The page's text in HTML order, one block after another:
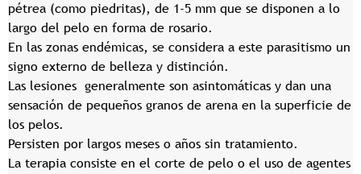
pétrea (como piedritas), de 1-5 mm que se disponen a lo
largo del pelo en forma de rosario.
En las zonas endémicas, se considera a este parasitismo un
signo externo de belleza y distinción.
Las lesiones generalmente son asintomáticas y dan una
sensación de pequeños granos de arena en la superficie de
los pelos.
Persisten por largos meses o años sin tratamiento.
La terapia consiste en el corte de pelo o el uso de agentes